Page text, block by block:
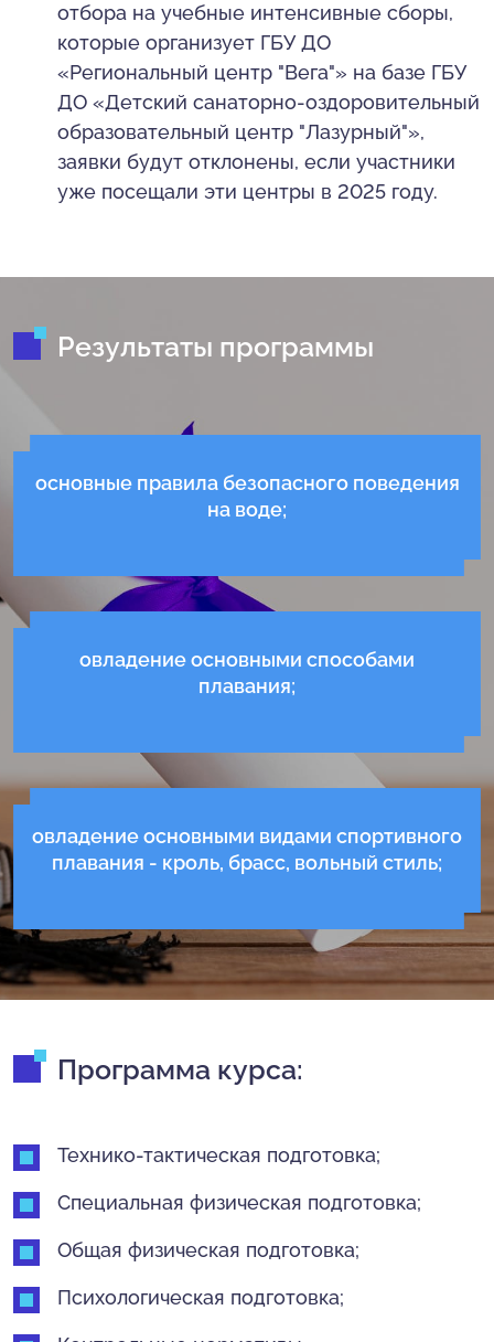
отбора на учебные интенсивные сборы,
которые организует ГБУ ДО
«Региональный центр "Вега"» на базе ГБУ
ДО «Детский санаторно-оздоровительный
образовательный центр "Лазурный"»,
заявки будут отклонены, если участники
уже посещали эти центры в 2025 году.
Результаты программы
основные правила безопасного поведения
на воде;
овладение основными способами
плавания;
овладение основными видами спортивного
плавания - кроль, брасс, вольный стиль;
Программа курса:
Технико-тактическая подготовка;
Специальная физическая подготовка;
Общая физическая подготовка;
Психологическая подготовка;